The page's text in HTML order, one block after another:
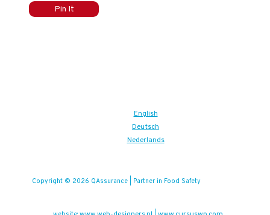
Pin It
English
Deutsch
Nederlands
Copyright © 2026 QAssurance | Partner in Food Safety